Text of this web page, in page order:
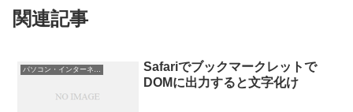
関連記事
Safariでブックマークレットで
DOMに出力すると文字化け